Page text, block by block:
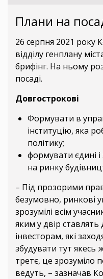
Плани на
26 серпня 2021 року
відділу генплану
брифінг. На ньому
посаді.
Довгострокові
Формувати в
інституцію, яка
політику;
формувати єдині
на ринку
– Під прозорими
безумовно, ринкові
зрозумілі всім
яким у двір ставлять
інвесторам, які
збудувати тут якесь
третє, це зрозуміло
ведуть, – зазначав